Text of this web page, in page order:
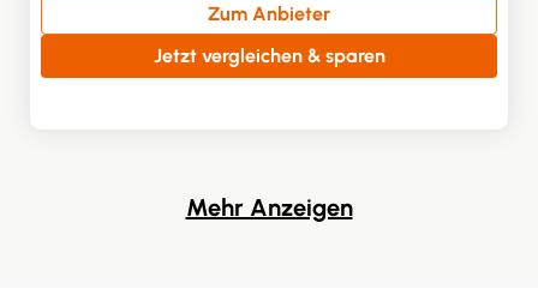
Zum Anbieter
Jetzt vergleichen & sparen
Mehr Anzeigen